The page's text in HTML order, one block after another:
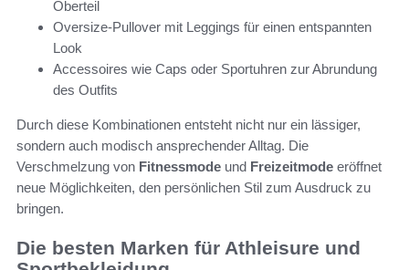
Oberteil
Oversize-Pullover mit Leggings für einen entspannten
Look
Accessoires wie Caps oder Sportuhren zur Abrundung
des Outfits
Durch diese Kombinationen entsteht nicht nur ein lässiger,
sondern auch modisch ansprechender Alltag. Die
Verschmelzung von Fitnessmode und Freizeitmode eröffnet
neue Möglichkeiten, den persönlichen Stil zum Ausdruck zu
bringen.
Die besten Marken für Athleisure und